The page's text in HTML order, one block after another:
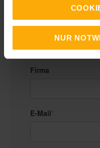
NUR
Nachname
Firma
E-Mail*